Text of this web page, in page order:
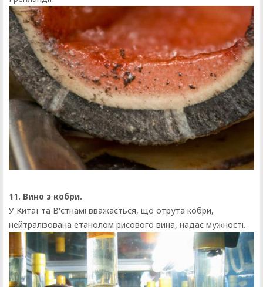
11. Вино з кобри.
У Китаї та В'єтнамі вважається, що отрута кобри,
нейтралізована етанолом рисового вина, надає мужності.